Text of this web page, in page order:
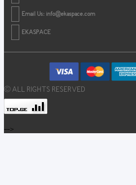
Email Us: info@ekaspace.com
EKASPACE
© ALL RIGHTS RESERVED
-->